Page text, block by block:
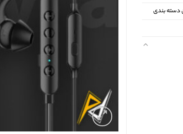
دسته بندی